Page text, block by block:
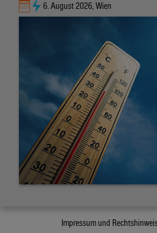
6. August 2026, Wien
Impressum und